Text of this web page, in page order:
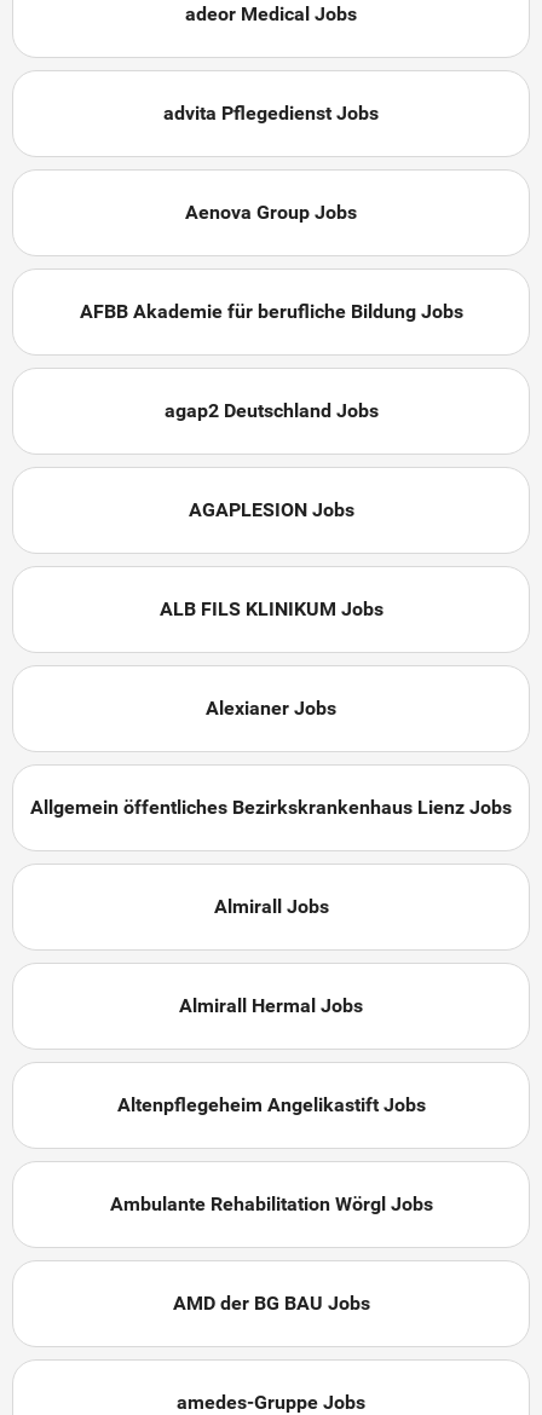
adeor Medical Jobs
advita Pflegedienst Jobs
Aenova Group Jobs
AFBB Akademie für berufliche Bildung Jobs
agap2 Deutschland Jobs
AGAPLESION Jobs
ALB FILS KLINIKUM Jobs
Alexianer Jobs
Allgemein öffentliches Bezirkskrankenhaus Lienz Jobs
Almirall Jobs
Almirall Hermal Jobs
Altenpflegeheim Angelikastift Jobs
Ambulante Rehabilitation Wörgl Jobs
AMD der BG BAU Jobs
amedes-Gruppe Jobs